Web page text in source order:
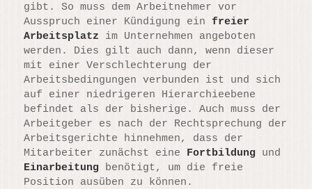
gibt. So muss dem Arbeitnehmer vor
Ausspruch einer Kündigung einfreier
Arbeitsplatz im Unternehmen angeboten
werden. Dies gilt auch dann, wenn dieser
mit einer Verschlechterung der
Arbeitsbedingungen verbunden ist und sich
auf einer niedrigeren Hierarchieebene
befindet als der bisherige. Auch muss der
Arbeitgeber es nach der Rechtsprechung der
Arbeitsgerichte hinnehmen, dass der
Mitarbeiter zunächst eine Fortbildung und
Einarbeitung benötigt, um die freie
Position ausüben zu können.